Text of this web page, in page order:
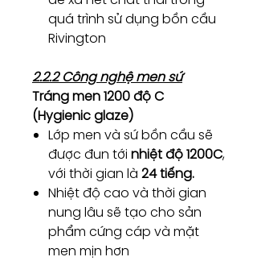
quá trình sử dụng bồn cầu
Rivington
2.2.2 Công nghệ men sứ
Tráng men 1200 độ C
(Hygienic glaze)
Lớp men và sứ bồn cầu sẽ
được đun tới nhiệt độ 1200C,
với thời gian là 24 tiếng.
Nhiệt độ cao và thời gian
nung lâu sẽ tạo cho sản
phẩm cứng cáp và mặt
men mịn hơn